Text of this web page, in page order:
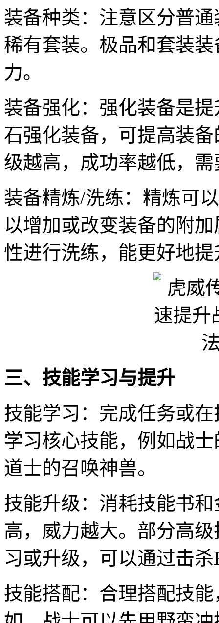
装备种类：注意区分普
稀有套装。极品和套装
力。
装备强化：强化装备是
石强化装备，可提高装
级越高，成功率越低，
装备精炼/洗练：精炼可
以增加或改变装备的附
性进行洗练，能更好地
三、技能学习与提升
技能学习：完成任务或
学习核心技能，例如战
道士的召唤神兽。
技能升级：消耗技能书
高，威力越大。部分高
习或升级，可以通过击
技能搭配：合理搭配技